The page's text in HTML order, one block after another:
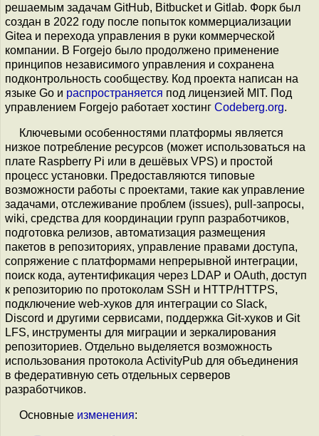
решаемым задачам GitHub, Bitbucket и Gitlab. Форк был
создан в 2022 году после попыток коммерциализации
Gitea и перехода управления в руки коммерческой
компании. В Forgejo было продолжено применение
принципов независимого управления и сохранена
подконтрольность сообществу. Код проекта написан на
языке Go и распространяется под лицензией MIT. Под
управлением Forgejo работает хостинг Codeberg.org.
Ключевыми особенностями платформы является
низкое потребление ресурсов (может использоваться на
плате Raspberry Pi или в дешёвых VPS) и простой
процесс установки. Предоставляются типовые
возможности работы с проектами, такие как управление
задачами, отслеживание проблем (issues), pull-запросы,
wiki, средства для координации групп разработчиков,
подготовка релизов, автоматизация размещения
пакетов в репозиториях, управление правами доступа,
сопряжение с платформами непрерывной интеграции,
поиск кода, аутентификация через LDAP и OAuth, доступ
к репозиторию по протоколам SSH и HTTP/HTTPS,
подключение web-хуков для интеграции со Slack,
Discord и другими сервисами, поддержка Git-хуков и Git
LFS, инструменты для миграции и зеркалирования
репозиториев. Отдельно выделяется возможность
использования протокола ActivityPub для объединения
в федеративную сеть отдельных серверов
разработчиков.
Основные изменения: